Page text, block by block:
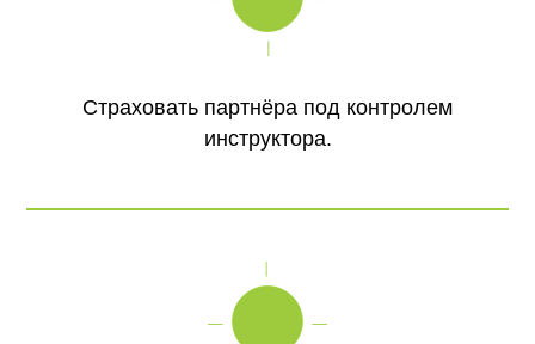
Страховать партнёра под контролем
инструктора.